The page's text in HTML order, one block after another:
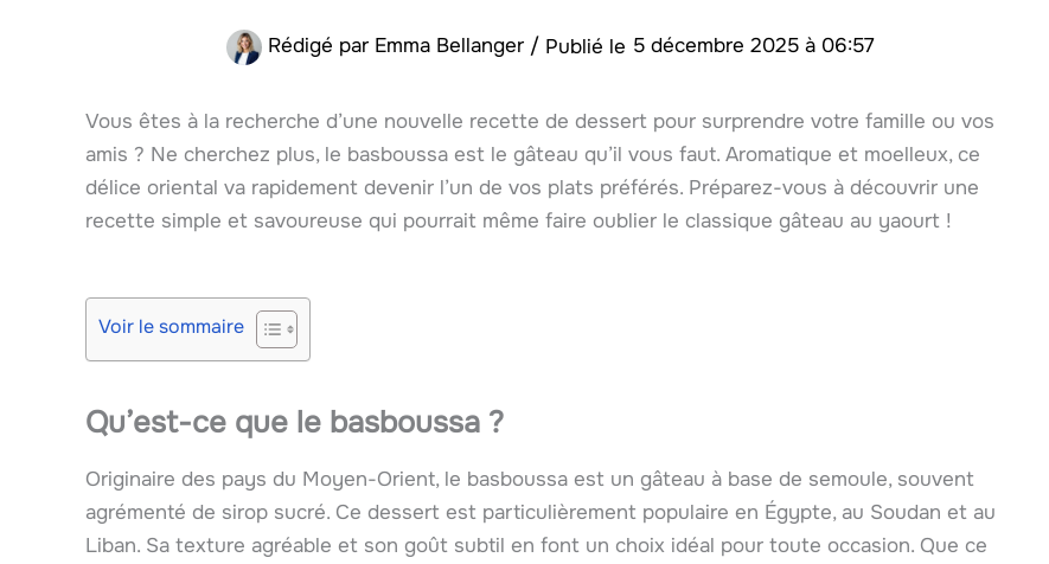
Rédigé par Emma Bellanger / 5 décembre 2025 à 06:57
Vous êtes à la recherche d’une nouvelle recette de dessert pour surprendre votre famille ou vos
amis ? Ne cherchez plus, le basboussa est le gâteau qu’il vous faut. Aromatique et moelleux, ce
délice oriental va rapidement devenir l’un de vos plats préférés. Préparez-vous à découvrir une
recette simple et savoureuse qui pourrait même faire oublier le classique gâteau au yaourt !
Voir le sommaire
Qu’est-ce que le basboussa ?
Originaire des pays du Moyen-Orient, le basboussa est un gâteau à base de semoule, souvent
agrémenté de sirop sucré. Ce dessert est particulièrement populaire en Égypte, au Soudan et au
Liban. Sa texture agréable et son goût subtil en font un choix idéal pour toute occasion. Que ce